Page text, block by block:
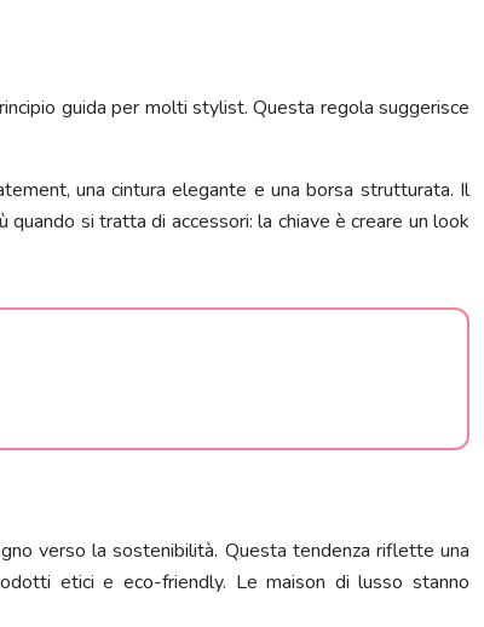
guida per molti stylist. Questa regola suggerisce
una cintura elegante e una borsa strutturata. Il
si tratta di accessori: la chiave è creare un look
verso la sostenibilità. Questa tendenza riflette una
etici e eco-friendly. Le maison di lusso stanno